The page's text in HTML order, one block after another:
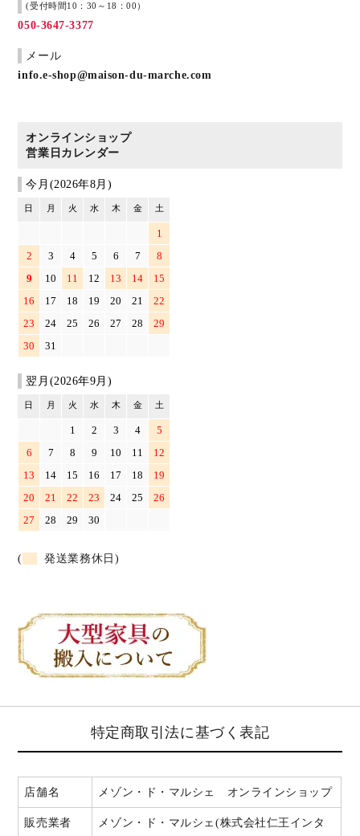
(受付時間10：30～18：00）
050-3647-3377
メール
info.e-shop@maison-du-marche.com
オンラインショップ
営業日カレンダー
今月(2026年8月)
日 月 火 水 木 金 土
1
2
3 4 5 6 7
8
9
10 11 12 13 14
15
16
17 18 19 20 21
22
23
24 25 26 27 28
29
30
31
翌月(2026年9月)
日 月 火 水 木 金 土
1 2 3 4
5
6
7 8 9 10 11
12
13
14 15 16 17 18
19
20
21 22 23 24 25
26
27
28 29 30
( 発送業務休日)
特定商取引法に基づく表記
店舗名 メゾン・ド・マルシェ オンラインショップ
販売業者
メゾン・ド・マルシェ(株式会社仁王インタ